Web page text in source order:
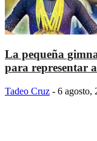
La pequeña
para representar
Tadeo Cruz - 6 agosto,